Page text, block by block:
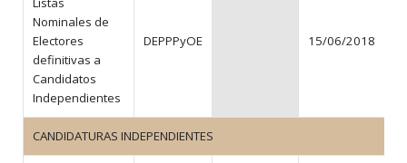
Nominales de
Electores
definitivas a
Candidatos
Independientes
DEPPPyOE 15/06/2018
CANDIDATURAS INDEPENDIENTES